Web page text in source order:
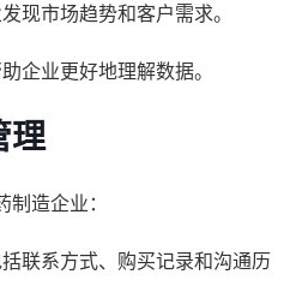
现市场趋势和客户需求。
企业更好地理解数据。
理
造企业：
联系方式、购买记录和沟通历